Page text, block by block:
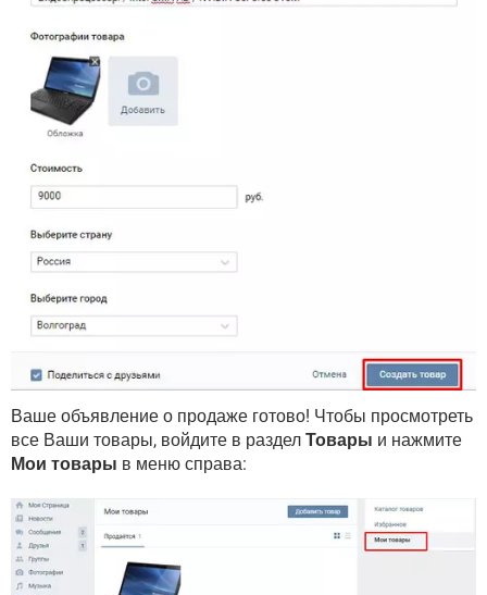
Ваше объявление о продаже готово! Чтобы просмотреть
все Ваши товары, войдите в раздел Товары и нажмите
Мои товары в меню справа: